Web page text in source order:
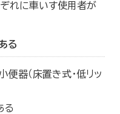
ぞれに車いす使用者が
る
器（床置き式・低リッ
る